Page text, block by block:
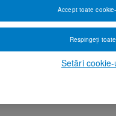
Setări
Respingeți toate
Accept toate